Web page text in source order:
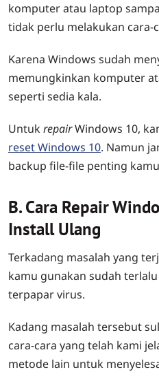
komputer atau laptop
tidak perlu melakukan cara-
Karena Windows sudah
memungkinkan komputer
seperti sedia kala.
Untuk repairWindows 10,
reset Windows 10. Namun
backup file-file penting
B. Cara Repair
Install Ulang
Terkadang masalah yang
kamu gunakan sudah
terpapar virus.
Kadang masalah tersebut
cara-cara yang telah kami
metode lain untuk